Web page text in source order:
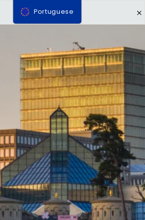
Portuguese